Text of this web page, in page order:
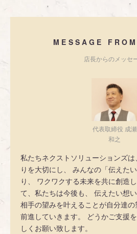
MESSAGE
店長からのメッセ
代表取締役 成瀬
和之
私たちネクストソリューションズ
りを大切にし、 みんなの「伝えた
り、 ワクワクする未来を共に創造
て、私たちは今後も、 伝えたい想
相手の望みを叶えることが自分達の
前進していきます。 どうかご支援
しくお願い致します。